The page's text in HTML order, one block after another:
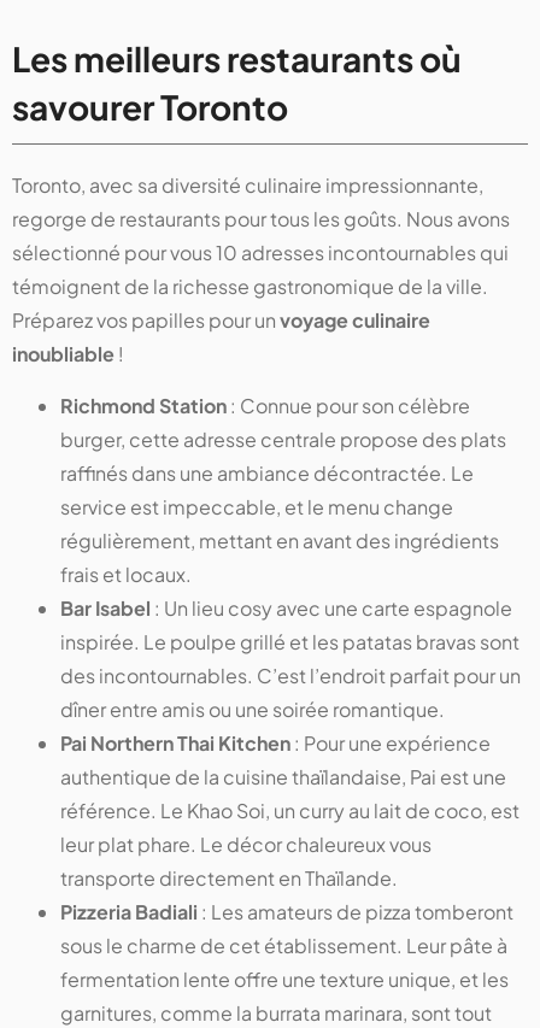
Les meilleurs restaurants où
savourer Toronto
Toronto, avec sa diversité culinaire impressionnante,
regorge de restaurants pour tous les goûts. Nous avons
sélectionné pour vous 10 adresses incontournables qui
témoignent de la richesse gastronomique de la ville.
Préparez vos papilles pour unvoyage culinaire
inoubliable!
Richmond Station: Connue pour son célèbre
burger, cette adresse centrale propose des plats
raffinés dans une ambiance décontractée. Le
service est impeccable, et le menu change
régulièrement, mettant en avant des ingrédients
frais et locaux.
Bar Isabel : Un lieu cosy avec une carte espagnole
inspirée. Le poulpe grillé et les patatas bravas sont
des incontournables. C’est l’endroit parfait pour un
dîner entre amis ou une soirée romantique.
Pai Northern Thai Kitchen: Pour une expérience
authentique de la cuisine thaïlandaise, Pai est une
référence. Le Khao Soi, un curry au lait de coco, est
leur plat phare. Le décor chaleureux vous
transporte directement en Thaïlande.
Pizzeria Badiali : Les amateurs de pizza tomberont
sous le charme de cet établissement. Leur pâte à
fermentation lente offre une texture unique, et les
garnitures, comme la burrata marinara, sont tout